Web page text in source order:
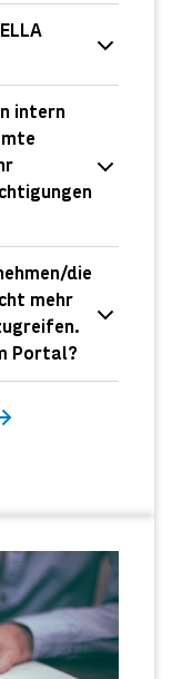
intern
die
mehr
Portal?